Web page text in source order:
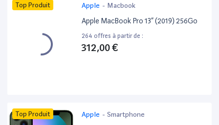
Top Produit Apple - Macbook
Apple MacBook Pro 13” (2019) 256Go
264 offres à partir de :
312,00 €
Top Produit Apple - Smartphone